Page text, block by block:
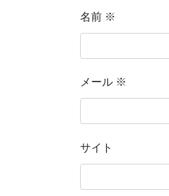
名前 ※
メール ※
サイト